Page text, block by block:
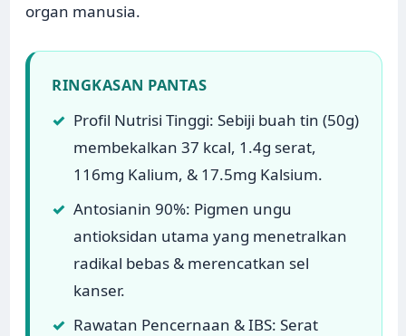
organ manusia.
RINGKASAN PANTAS
✓ Profil Nutrisi Tinggi: Sebiji buah tin (50g)
membekalkan 37 kcal, 1.4g serat,
116mg Kalium, & 17.5mg Kalsium.
✓ Antosianin 90%: Pigmen ungu
antioksidan utama yang menetralkan
radikal bebas & merencatkan sel
kanser.
✓ Rawatan Pencernaan & IBS: Serat